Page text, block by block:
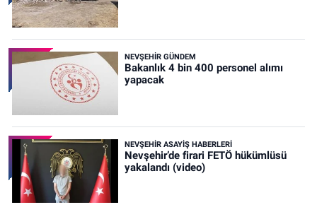
NEVŞEHIR GÜNDEM
Bakanlık 4 bin 400 personel alımı
yapacak
NEVŞEHIR ASAYIŞ HABERLERI
Nevşehir’de firari FETÖ hükümlüsü
yakalandı (video)